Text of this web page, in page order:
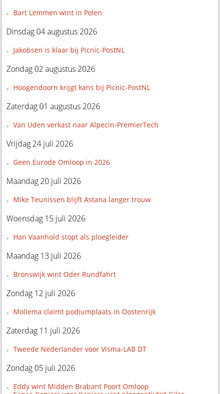
Bart Lemmen wint in Polen
Dinsdag 04 augustus 2026
Jakobsen is klaar bij Picnic-PostNL
Zondag 02 augustus 2026
Hoogendoorn krijgt kans bij Picnic-PostNL
Zaterdag 01 augustus 2026
Van Uden verkast naar Alpecin-PremierTech
Vrijdag 24 juli 2026
Geen Eurode Omloop in 2026
Maandag 20 juli 2026
Mike Teunissen blijft Astana langer trouw
Woensdag 15 juli 2026
Han Vaanhold stopt als ploegleider
Maandag 13 juli 2026
Bronswijk wint Oder Rundfahrt
Zondag 12 juli 2026
Mollema claimt podiumplaats in Oostenrijk
Zaterdag 11 juli 2026
Tweede Nederlander voor Visma-LAB DT
Zondag 05 juli 2026
Eddy wint Midden Brabant Poort Omloop